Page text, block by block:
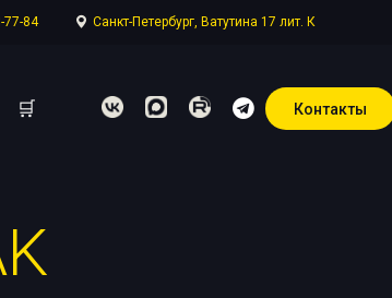
77-84 Санкт-Петербург, Ватутина 17 лит. К
🛒 Контакты